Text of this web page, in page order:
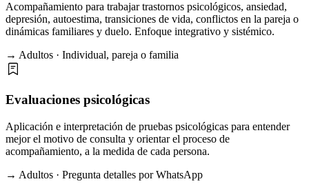
Acompañamiento para trabajar trastornos psicológicos, ansiedad,
depresión, autoestima, transiciones de vida, conflictos en la pareja o
dinámicas familiares y duelo. Enfoque integrativo y sistémico.
→ Adultos · Individual, pareja o familia
Evaluaciones psicológicas
Aplicación e interpretación de pruebas psicológicas para entender
mejor el motivo de consulta y orientar el proceso de
acompañamiento, a la medida de cada persona.
→ Adultos · Pregunta detalles por WhatsApp